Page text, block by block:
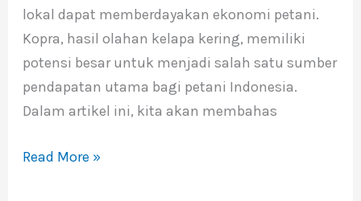
lokal dapat memberdayakan ekonomi petani.
Kopra, hasil olahan kelapa kering, memiliki
potensi besar untuk menjadi salah satu sumber
pendapatan utama bagi petani Indonesia.
Dalam artikel ini, kita akan membahas
Read More »